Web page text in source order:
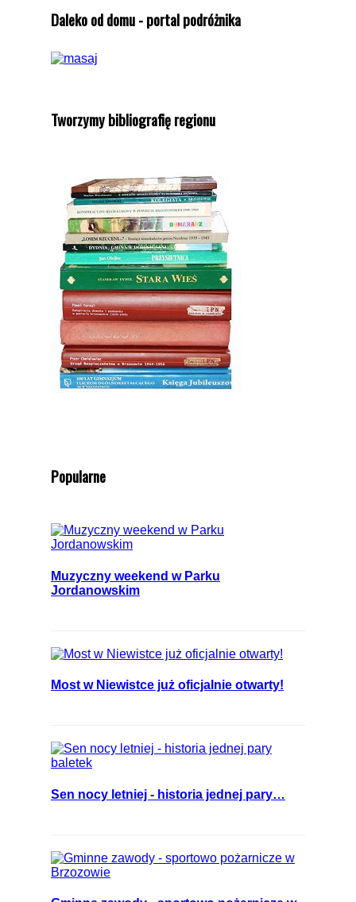
Daleko od domu - portal podróżnika
Tworzymy bibliografię regionu
Popularne
Muzyczny weekend w Parku
Jordanowskim
Most w Niewistce już oficjalnie otwarty!
Sen nocy letniej - historia jednej pary…